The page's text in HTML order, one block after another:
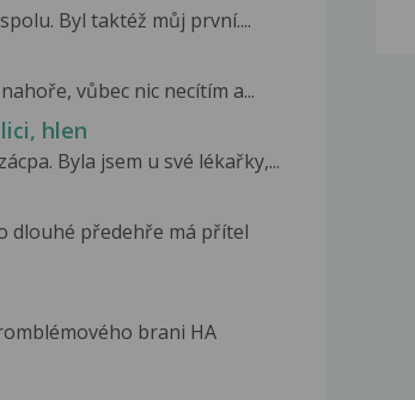
Byl taktéž můj první....
vůbec nic necítím a...
hlen
Byla jsem u své lékařky,...
dlouhé předehře má přítel
brani HA